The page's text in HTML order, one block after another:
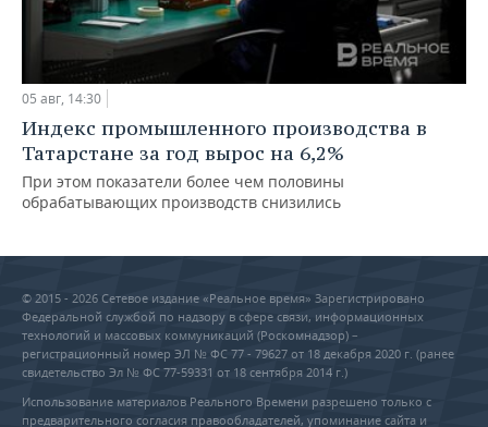
05 авг, 14:30
Индекс промышленного производства в
Татарстане за год вырос на 6,2%
При этом показатели более чем половины
обрабатывающих производств снизились
© 2015 - 2026 Сетевое издание «Реальное время» Зарегистрировано
Федеральной службой по надзору в сфере связи, информационных
технологий и массовых коммуникаций (Роскомнадзор) –
регистрационный номер ЭЛ № ФС 77 - 79627 от 18 декабря 2020 г. (ранее
свидетельство Эл № ФС 77-59331 от 18 сентября 2014 г.)
Использование материалов Реального Времени разрешено только с
предварительного согласия правообладателей, упоминание сайта и